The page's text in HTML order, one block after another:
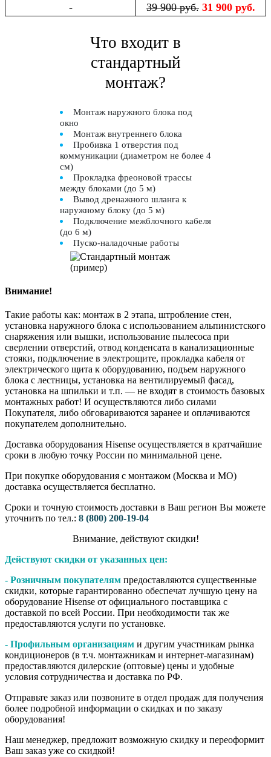
- 39 900 руб. 31 900 руб.
Что входит в
стандартный
монтаж?
Монтаж наружного блока под
окно
Монтаж внутреннего блока
Пробивка 1 отверстия под
коммуникации (диаметром не более 4
см)
Прокладка фреоновой трассы
между блоками (до 5 м)
Вывод дренажного шланга к
наружному блоку (до 5 м)
Подключение межблочного кабеля
(до 6 м)
Пуско-наладочные работы
Внимание!
Такие работы как: монтаж в 2 этапа, штробление стен,
установка наружного блока с использованием альпинистского
снаряжения или вышки, использование пылесоса при
сверлении отверстий, отвод конденсата в канализационные
стояки, подключение в электрощите, прокладка кабеля от
электрического щита к оборудованию, подъем наружного
блока с лестницы, установка на вентилируемый фасад,
установка на шпильки и т.п. — не входят в стоимость базовых
монтажных работ! И осуществляются либо силами
Покупателя, либо обговариваются заранее и оплачиваются
покупателем дополнительно.
Доставка оборудования Hisense осуществляется в кратчайшие
сроки в любую точку России по минимальной цене.
При покупке оборудования с монтажом (Москва и МО)
доставка осуществляется бесплатно.
Сроки и точную стоимость доставки в Ваш регион Вы можете
уточнить по тел.: 8 (800) 200-19-04
Внимание,​ действуют​ скидки!
Действуют скидки от указанных цен:
- Розничным покупателям предоставляются существенные
скидки, которые гарантированно обеспечат лучшую цену на
оборудование Hisense от официального поставщика с
доставкой по всей России. При необходимости так же
предоставляются услуги по установке.
- Профильным организациям и другим участникам рынка
кондиционеров (в т.ч. монтажникам и интернет-магазинам)
предоставляются дилерские (оптовые) цены и удобные
условия сотрудничества и доставка по РФ.
Отправьте заказ или позвоните в отдел продаж для получения
более подробной информации о скидках и по заказу
оборудования!
Наш менеджер, предложит возможную скидку и переоформит
Ваш заказ уже со скидкой!